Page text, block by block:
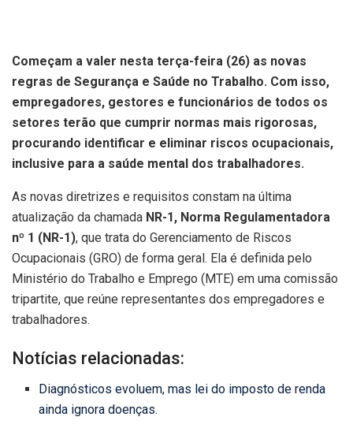
Começam a valer nesta terça-feira (26) as novas
regras de Segurança e Saúde no Trabalho. Com isso,
empregadores, gestores e funcionários de todos os
setores terão que cumprir normas mais rigorosas,
procurando identificar e eliminar riscos ocupacionais,
inclusive para a saúde mental dos trabalhadores.
As novas diretrizes e requisitos constam na última
atualização da chamada NR-1, Norma Regulamentadora
nº 1 (NR-1), que trata do Gerenciamento de Riscos
Ocupacionais (GRO) de forma geral. Ela é definida pelo
Ministério do Trabalho e Emprego (MTE) em uma comissão
tripartite, que reúne representantes dos empregadores e
trabalhadores.
Notícias relacionadas:
Diagnósticos evoluem, mas lei do imposto de renda
ainda ignora doenças.